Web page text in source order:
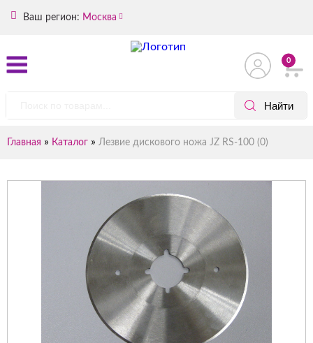
Ваш регион: Москва
0
Главная » Каталог » Лезвие дискового ножа JZ RS-100 (0)